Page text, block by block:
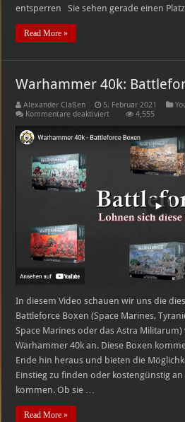
entsperren Sie sehen gerade einen
Read More »
Warhammer 40k:
Alexander Claßen 5. Februar 2021
Kommentare deaktiviertfür
Battleforce-
Boxen
4,555
In diesem Video schauen wir uns die
Battleforce Boxen (Space Marines,
Space Marines oder das Astra
Warhammer 40k an. Diese Boxen
Ende hin heraus und bieten die
Einstieg zu finden oder kostengünstig
kommen. Ob sie …
Read More »